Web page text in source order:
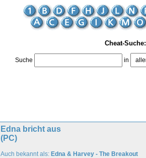
Cheat-Suche:
Suche in
Edna bricht aus
(PC)
Auch bekannt als: Edna & Harvey - The Breakout